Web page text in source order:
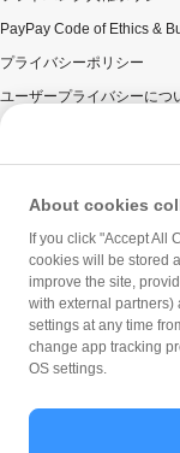
PayPay Code of Ethics &
プライバシーポリシー
ユーザープライバシーにつ
ウェブサイト利用規約
反社会的勢力に対する方針
勧誘方針
マネロン等基本方針
カスタマーハラスメント
About cookies
If you click "Accept All
cookies will be stored
improve the site,
with external partners)
settings at any time
change app tracking
OS settings.